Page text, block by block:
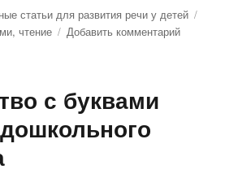
статьи для развития речи у детей
,чтение Добавить комментарий
с буквами